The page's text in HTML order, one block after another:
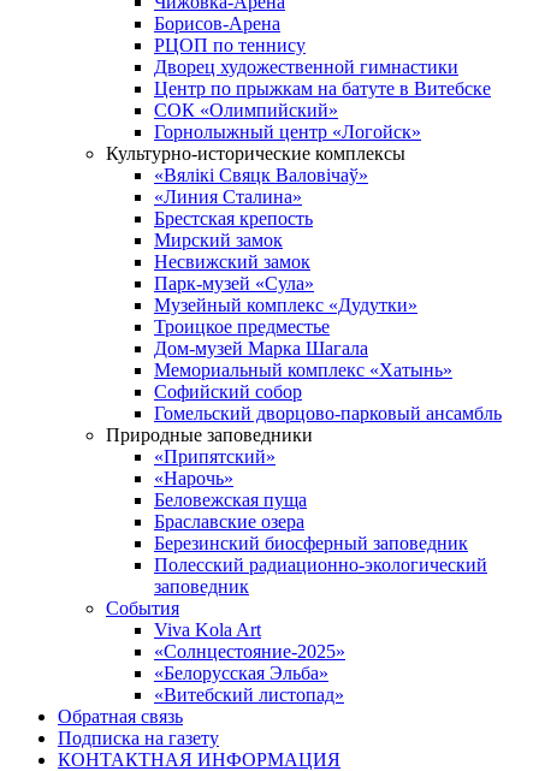
Борисов-Арена
РЦОП по теннису
Дворец художественной гимнастики
Центр по прыжкам на батуте в Витебске
СОК «Олимпийский»
Горнолыжный центр «Логойск»
Культурно-исторические комплексы
«Вялікі Свяцк Валовічаў»
«Линия Сталина»
Брестская крепость
Мирский замок
Несвижский замок
Парк-музей «Сула»
Музейный комплекс «Дудутки»
Троицкое предместье
Дом-музей Марка Шагала
Мемориальный комплекс «Хатынь»
Софийский собор
Гомельский дворцово-парковый ансамбль
Природные заповедники
«Припятский»
«Нарочь»
Беловежская пуща
Браславские озера
Березинский биосферный заповедник
Полесский радиационно-экологический
заповедник
События
Viva Kola Art
«Солнцестояние-2025»
«Белорусская Эльба»
«Витебский листопад»
Обратная связь
Подписка на газету
КОНТАКТНАЯ ИНФОРМАЦИЯ